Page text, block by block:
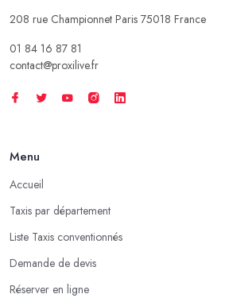
208 rue Championnet Paris 75018 France
01 84 16 87 81
contact@proxilive.fr
Menu
Accueil
Taxis par département
Liste Taxis conventionnés
Demande de devis
Réserver en ligne